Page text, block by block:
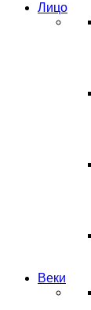
Лицо
Веки